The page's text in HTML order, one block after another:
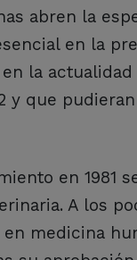
abren la
en la
la
y que
en 1981
A los
medicina